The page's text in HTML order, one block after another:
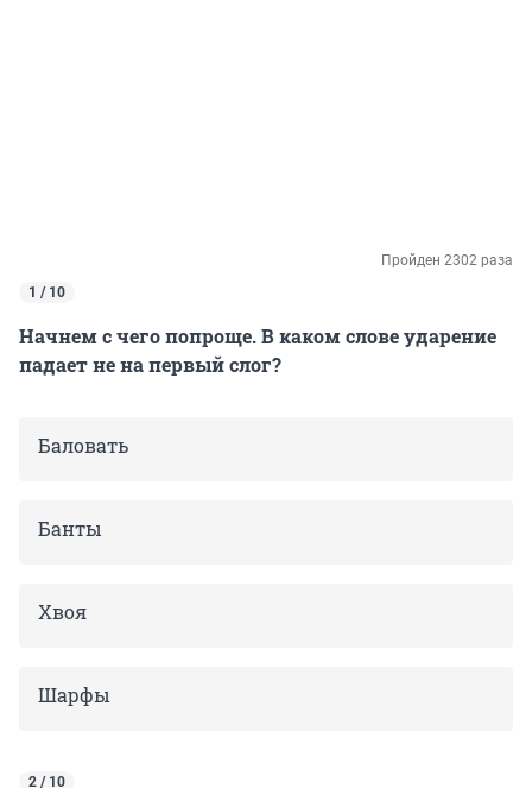
Пройден 2302 раза
1 / 10
Начнем с чего попроще. В каком слове ударение
падает не на первый слог?
Баловать
Банты
Хвоя
Шарфы
2 / 10